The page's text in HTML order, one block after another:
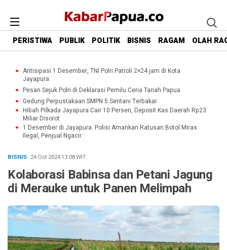
PERISTIWA PUBLIK POLITIK BISNIS RAGAM OLAH
Antisipasi 1 Desember, TNI Polri Patroli 2×24 jam di Kota
Jayapura
Pesan Sejuk Polri di Deklarasi Pemilu Ceria Tanah Papua
Gedung Perpustakaan SMPN 5 Sentani Terbakar
Hibah Pilkada Jayapura Cair 10 Persen, Deposit Kas Daerah Rp23
Miliar Disorot
1 Desember di Jayapura: Polisi Amankan Ratusan Botol Miras
Ilegal, Penjual Ngacir
BISNIS· 24 Oct 202413:08WIT
Kolaborasi Babinsa dan Petani Jagung
di Merauke untuk Panen Melimpah